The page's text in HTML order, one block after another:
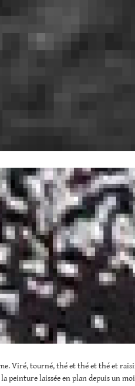
Viré, tourné, thé et thé et thé et
peinture laissée en plan depuis un